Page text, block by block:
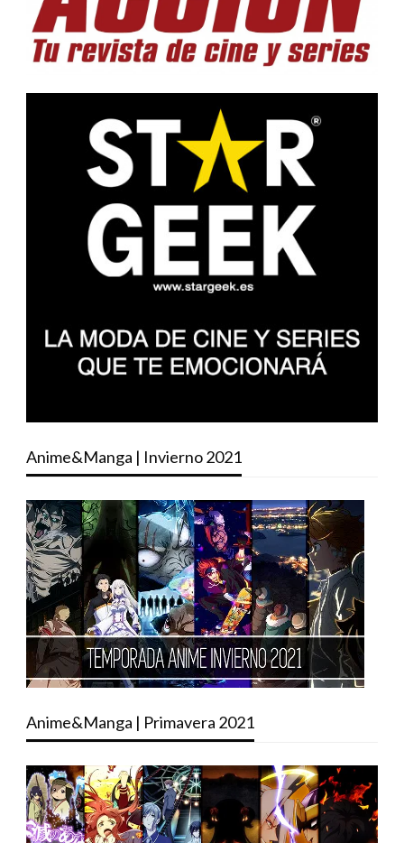
Anime&Manga | Invierno 2021
Anime&Manga | Primavera 2021